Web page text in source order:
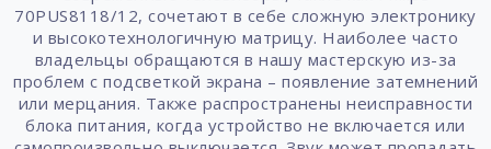
70PUS8118/12, сочетают в себе сложную электронику
и высокотехнологичную матрицу. Наиболее часто
владельцы обращаются в нашу мастерскую из-за
проблем с подсветкой экрана – появление затемнений
или мерцания. Также распространены неисправности
блока питания, когда устройство не включается или